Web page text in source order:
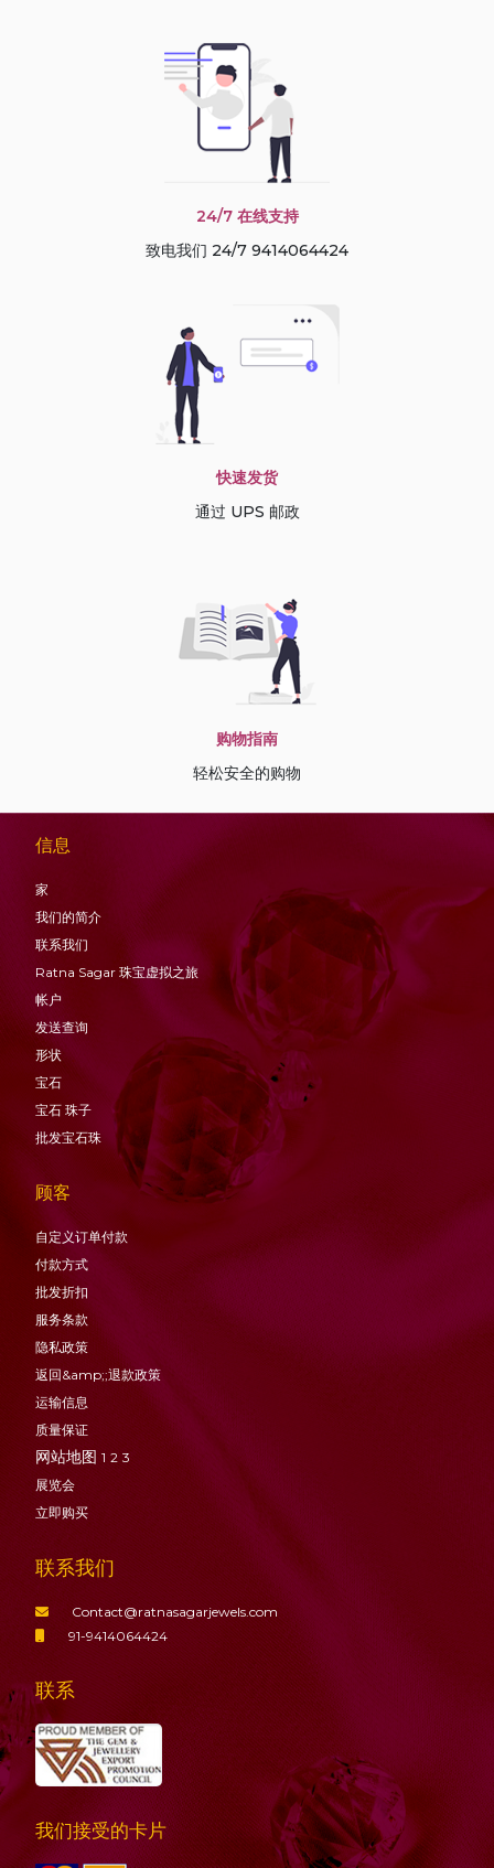
24/7 在线支持
致电我们 24/7 9414064424
快速发货
通过 UPS 邮政
购物指南
轻松安全的购物
信息
家
我们的简介
联系我们
Ratna Sagar 珠宝虚拟之旅
帐户
发送查询
形状
宝石
宝石 珠子
批发宝石珠
顾客
自定义订单付款
付款方式
批发折扣
服务条款
隐私政策
返回&amp;;退款政策
运输信息
质量保证
网站地图 1 2 3
展览会
立即购买
联系我们
Contact@ratnasagarjewels.com
91-9414064424
联系
我们接受的卡片